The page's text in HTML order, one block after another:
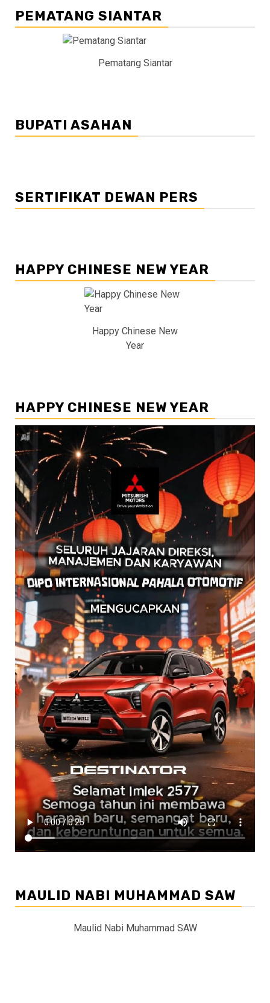
PEMATANG SIANTAR
Pematang Siantar
BUPATI ASAHAN
SERTIFIKAT DEWAN PERS
HAPPY CHINESE NEW YEAR
Happy Chinese New
Year
HAPPY CHINESE NEW YEAR
MAULID NABI MUHAMMAD SAW
Maulid Nabi Muhammad SAW